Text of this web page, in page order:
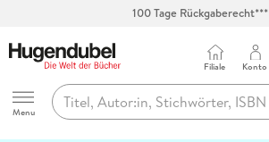
100 Tage Rückgaberecht***
Hugendubel
Menu
Filiale Konto